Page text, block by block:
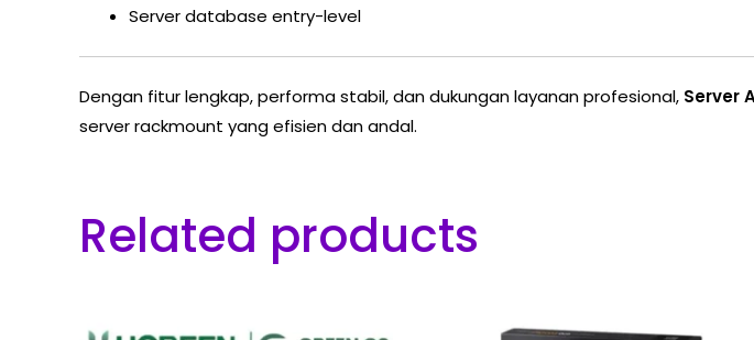
Server database entry-level
Dengan fitur lengkap, performa stabil, dan dukungan layanan profesional, Server
server rackmount yang efisien dan andal.
Related products